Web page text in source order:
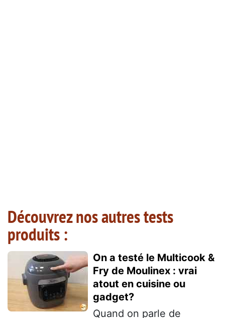
Découvrez nos autres tests
produits :
On a testé le Multicook &
Fry de Moulinex : vrai
atout en cuisine ou
gadget?
Quand on parle de